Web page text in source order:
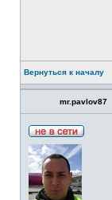
Вернуться к началу
mr.pavlov87